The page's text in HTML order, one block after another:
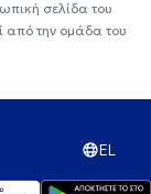
σελίδα του
από την ομάδα του
EL